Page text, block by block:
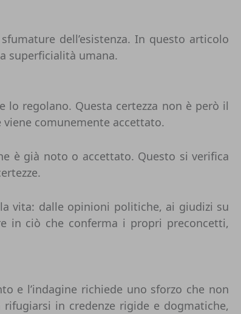
dell’esistenza. In questo articolo
superficialità umana.
regolano. Questa certezza non è però il
comunemente accettato.
è già noto o accettato. Questo si verifica
vita: dalle opinioni politiche, ai giudizi su
in ciò che conferma i propri preconcetti,
e l’indagine richiede uno sforzo che non
in credenze rigide e dogmatiche,